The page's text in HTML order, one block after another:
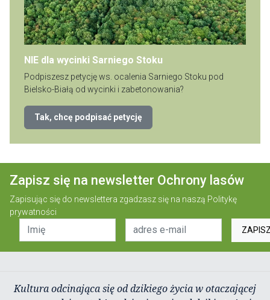
NIE dla wycinki Sarniego Stoku
Podpiszesz petycję ws. ocalenia Sarniego Stoku pod
Bielsko-Białą od wycinki i zabetonowania?
Tak, chcę podpisać petycję
Zapisz się na newsletter Ochrony lasów
Zapisując się do newslettera zgadzasz się na naszą Politykę
prywatności
Kultura odcinająca się od dzikiego życia w otaczającej